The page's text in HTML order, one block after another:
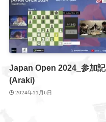
Japan Open 2024_参加記
(Araki)
2024年11月6日